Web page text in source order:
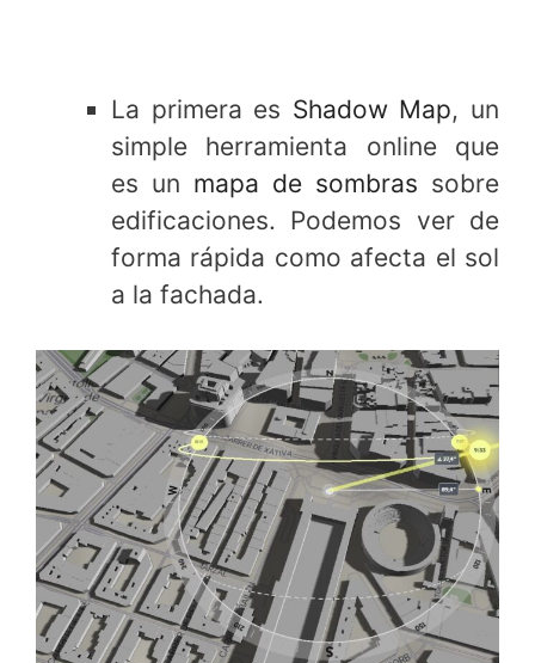
La primera es Shadow Map, un
simple herramienta online que
es un mapa de sombras sobre
edificaciones. Podemos ver de
forma rápida como afecta el sol
a la fachada.